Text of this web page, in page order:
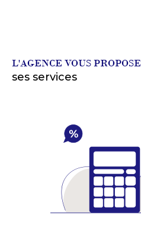
L'AGENCE VOUS PROPOSE
ses services